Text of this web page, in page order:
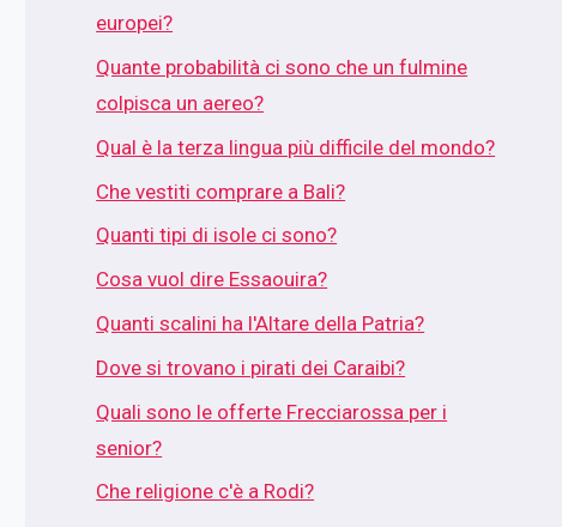
europei?
Quante probabilità ci sono che un fulmine
colpisca un aereo?
Qual è la terza lingua più difficile del mondo?
Che vestiti comprare a Bali?
Quanti tipi di isole ci sono?
Cosa vuol dire Essaouira?
Quanti scalini ha l'Altare della Patria?
Dove si trovano i pirati dei Caraibi?
Quali sono le offerte Frecciarossa per i
senior?
Che religione c'è a Rodi?